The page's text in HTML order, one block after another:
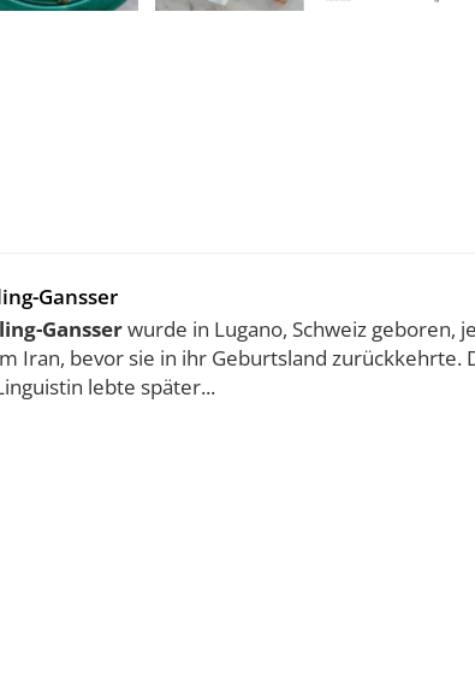
Gansser
Gansserwurde in Lugano, Schweiz geboren,
Iran, bevor sie in ihr Geburtsland zurückkehrte.
lebte später...